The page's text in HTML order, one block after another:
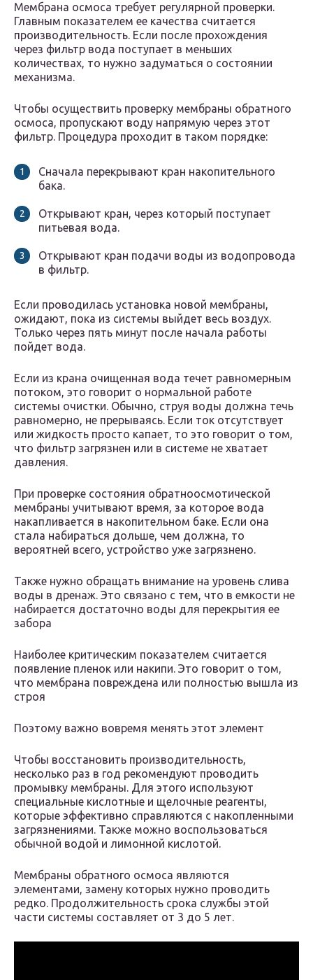
Мембрана осмоса требует регулярной проверки.
Главным показателем ее качества считается
производительность. Если после прохождения
через фильтр вода поступает в меньших
количествах, то нужно задуматься о состоянии
механизма.
Чтобы осуществить проверку мембраны обратного
осмоса, пропускают воду напрямую через этот
фильтр. Процедура проходит в таком порядке:
Сначала перекрывают кран накопительного
бака.
Открывают кран, через который поступает
питьевая вода.
Открывают кран подачи воды из водопровода
в фильтр.
Если проводилась установка новой мембраны,
ожидают, пока из системы выйдет весь воздух.
Только через пять минут после начала работы
пойдет вода.
Если из крана очищенная вода течет равномерным
потоком, это говорит о нормальной работе
системы очистки. Обычно, струя воды должна течь
равномерно, не прерываясь. Если ток отсутствует
или жидкость просто капает, то это говорит о том,
что фильтр загрязнен или в системе не хватает
давления.
При проверке состояния обратноосмотической
мембраны учитывают время, за которое вода
накапливается в накопительном баке. Если она
стала набираться дольше, чем должна, то
вероятней всего, устройство уже загрязнено.
Также нужно обращать внимание на уровень слива
воды в дренаж. Это связано с тем, что в емкости не
набирается достаточно воды для перекрытия ее
забора
Наиболее критическим показателем считается
появление пленок или накипи. Это говорит о том,
что мембрана повреждена или полностью вышла из
строя
Поэтому важно вовремя менять этот элемент
Чтобы восстановить производительность,
несколько раз в год рекомендуют проводить
промывку мембраны. Для этого используют
специальные кислотные и щелочные реагенты,
которые эффективно справляются с накопленными
загрязнениями. Также можно воспользоваться
обычной водой и лимонной кислотой.
Мембраны обратного осмоса являются
элементами, замену которых нужно проводить
редко. Продолжительность срока службы этой
части системы составляет от 3 до 5 лет.